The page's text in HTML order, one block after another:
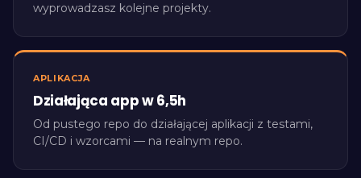
wyprowadzasz kolejne projekty.
APLIKACJA
Działająca app w 6,5h
Od pustego repo do działającej aplikacji z testami,
CI/CD i wzorcami — na realnym repo.